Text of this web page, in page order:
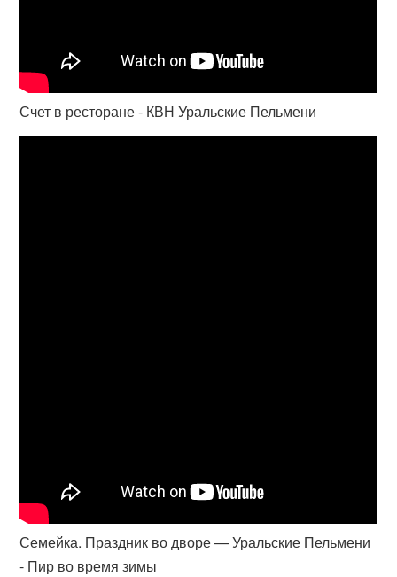
Счет в ресторане - КВН Уральские Пельмени
Семейка. Праздник во дворе — Уральские Пельмени
- Пир во время зимы